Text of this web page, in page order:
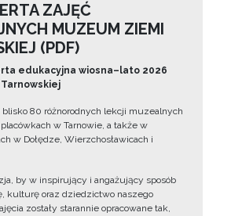
ZAJĘĆ
MUZEUM ZIEMI
(PDF)
edukacyjna wiosna–lato 2026
80 różnorodnych lekcji muzealnych
w Tarnowie, a także w
w Dołędze, Wierzchosławicach i
by w inspirujący i angażujący sposób
kulturę oraz dziedzictwo naszego
zostały starannie opracowane tak,